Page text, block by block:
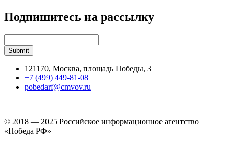
Подпишитесь на рассылку
121170, Москва, площадь Победы, 3
+7 (499) 449-81-08
pobedarf@cmvov.ru
© 2018 — 2025 Российское информационное агентство
«Победа РФ»